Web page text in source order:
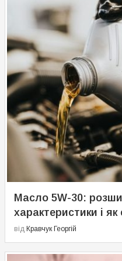
Масло 5W-30:
характеристики і
від Кравчук Георгій